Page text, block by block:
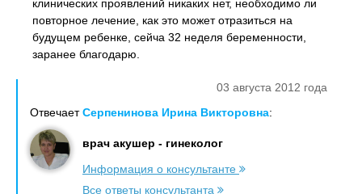
клинических проявлений никаких нет, необходимо ли
повторное лечение, как это может отразиться на
будущем ребенке, сейча 32 неделя беременности,
заранее благодарю.
03 августа 2012 года
ОтвечаетСерпенинова Ирина Викторовна:
врач акушер - гинеколог
Информация о консультанте
Все ответы консультанта